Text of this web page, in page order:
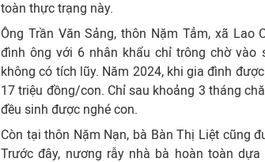
toàn thực trạng này.
Ông Trần Văn Sảng, thôn Nặm Tẳm, xã
đình ông với 6 nhân khẩu chỉ trông chờ
không có tích lũy. Năm 2024, khi gia đình
17 triệu đồng/con. Chỉ sau khoảng 3 tháng
đều sinh được nghé con.
Còn tại thôn Nặm Nạn, bà Bàn Thị Liệt cũng
Trước đây, nương rẫy nhà bà hoàn toàn